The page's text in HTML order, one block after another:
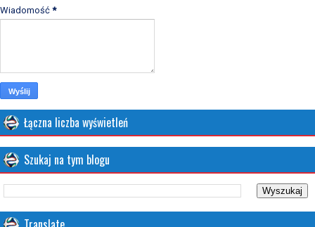
Wiadomość *
Łączna liczba wyświetleń
Szukaj na tym blogu